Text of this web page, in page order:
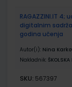
RAGAZZINI.IT
digitalnim
godina učenja
Autor(i): Nina
Nakladnik:
SKU: 567397